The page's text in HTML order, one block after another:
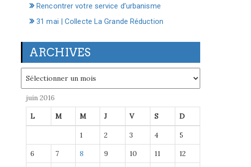
Rencontrer votre service d’urbanisme
31 mai | Collecte La Grande Réduction
ARCHIVES
juin 2016
L M M J V S D
1 2 3 4 5
6 7 8 9 10 11 12